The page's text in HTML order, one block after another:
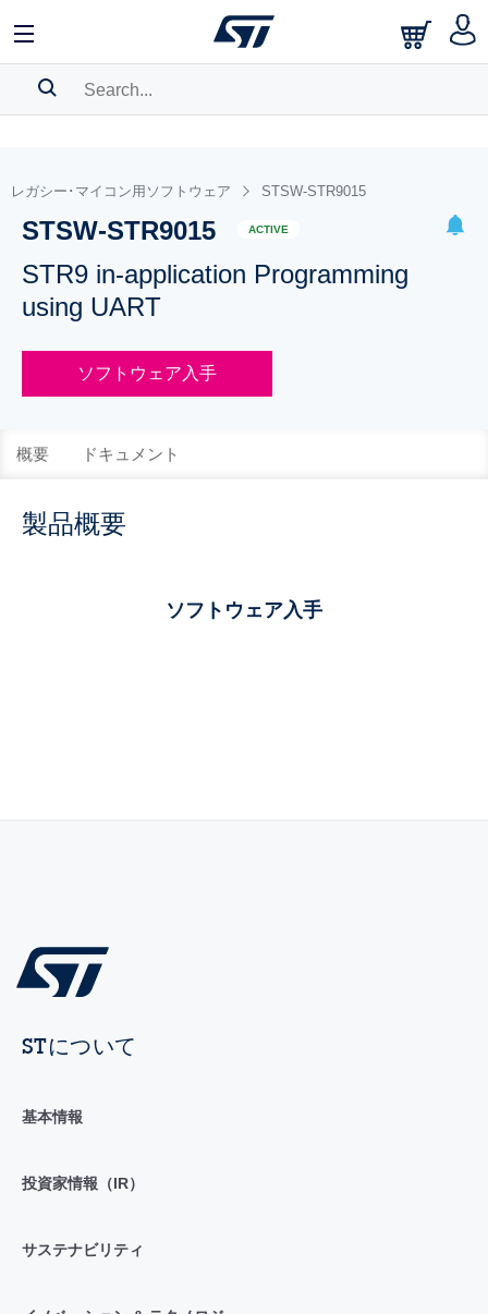
BOOKMARK
Pleaselog into show your saved searches.
レガシー･マイコン用ソフトウェア STSW-STR9015
STSW-STR9015 ACTIVE
STR9 in-application Programming
using UART
ソフトウェア入手
概要 ドキュメント
製品概要
ソフトウェア入手
STについて
基本情報
投資家情報（IR）
サステナビリティ